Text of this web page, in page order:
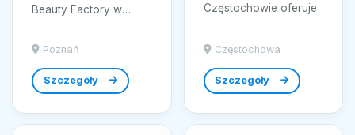
Beauty Factory w
się w
zaawansowanych
zabiegach z zakresu
medycyny...
Poznań
Szczegóły
Częstochowie oferuje
produktów...
Częstochowa
Szczegóły